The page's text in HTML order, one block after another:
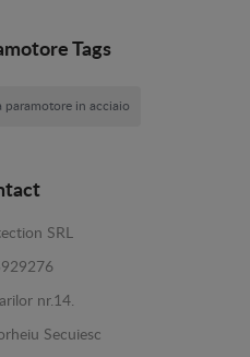
Tags
paramotore in acciaio
SRL
nr.14.
Secuiesc